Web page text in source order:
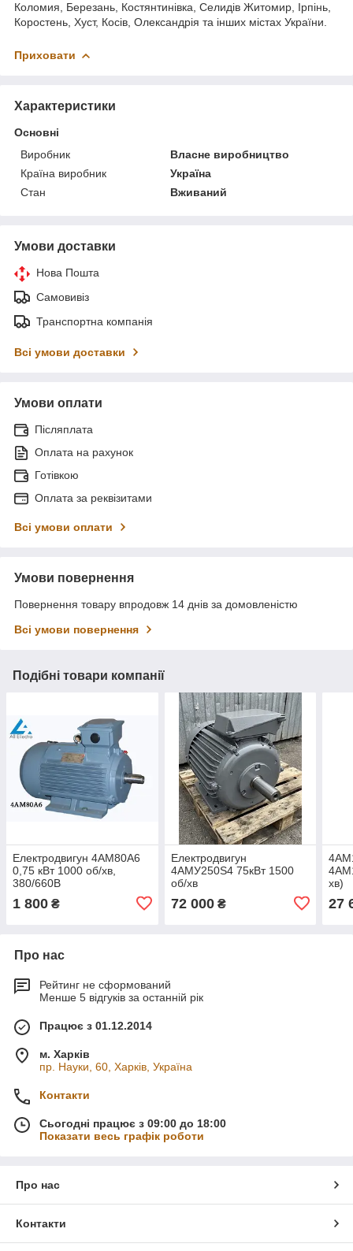
Коломия, Березань, Костянтинівка, Селидів Житомир, Ірпінь,
Коростень, Хуст, Косів, Олександрія та інших містах України.
Приховати
Характеристики
Основні
Виробник
Власне виробництво
Країна виробник
Україна
Стан
Вживаний
Умови доставки
Нова Пошта
Самовивіз
Транспортна компанія
Всі умови доставки
Умови оплати
Післяплата
Оплата на рахунок
Готівкою
Оплата за реквізитами
Всі умови оплати
Умови повернення
Повернення товару впродовж 14 днів за домовленістю
Всі умови повернення
Подібні товари компанії
Електродвигун 4АМ80А6
0,75 кВт 1000 об/хв,
380/660В
1 800 ₴
Електродвигун
4АМУ250Ѕ4 75кВт 1500
об/хв
72 000₴
хв)
27
Про нас
Рейтинг не сформований
Менше 5 відгуків за останній рік
Працює з 01.12.2014
м. Харків
пр. Науки, 60, Харків, Україна
Контакти
Сьогодні працює з 09:00 до 18:00
Показати весь графік роботи
Про нас
Контакти